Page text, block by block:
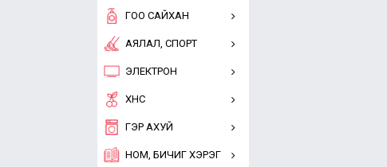
ГОО САЙХАН
АЯЛАЛ, СПОРТ
ЭЛЕКТРОН
ХҮНС
ГЭР АХУЙ
НОМ, БИЧИГ ХЭРЭГ